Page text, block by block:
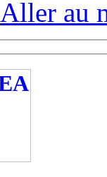
Aller au